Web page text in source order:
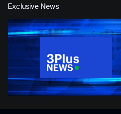
Exclusive News